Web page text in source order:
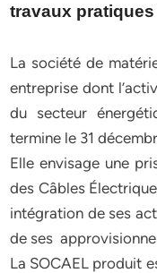
travaux pratiques
La société de
entreprise dont
du secteur
termine le 31
Elle envisage une
des Câbles
intégration de ses
de ses
La SOCAEL produit